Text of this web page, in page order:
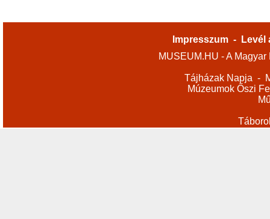
Impresszum -
Levél
MUSEUM.HU - A
Tájházak Napja -
Múzeumok Őszi